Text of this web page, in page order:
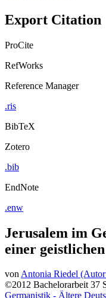
Export Citation
ProCite
RefWorks
Reference Manager
.ris
BibTeX
Zotero
.bib
EndNote
.enw
Jerusalem im
einer
vonAntonia Riedel
©2012 Bachelorarbeit 37
Germanistik - Ältere